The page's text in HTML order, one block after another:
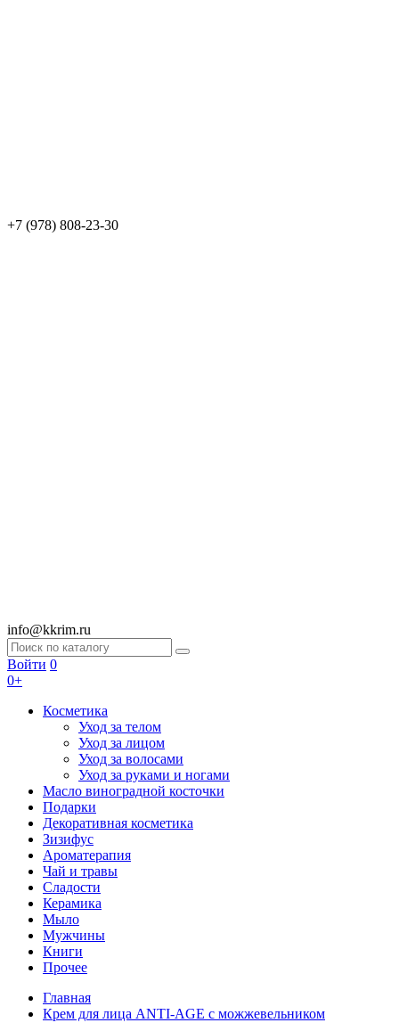
+7 (978) 808-23-30
info@kkrim.ru
Войти 0
0+
Косметика
Уход за телом
Уход за лицом
Уход за волосами
Уход за руками и ногами
Масло виноградной косточки
Подарки
Декоративная косметика
Зизифус
Ароматерапия
Чай и травы
Сладости
Керамика
Мыло
Мужчины
Книги
Прочее
Главная
Крем для лица ANTI-AGE с можжевельником